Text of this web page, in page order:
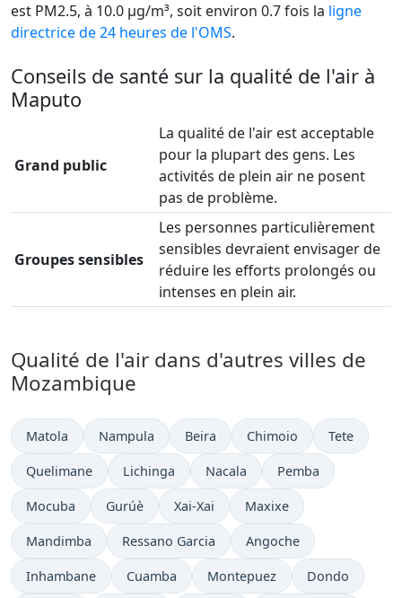
est PM2.5, à 10.0 µg/m³, soit environ 0.7 fois la ligne
directrice de 24 heures de l'OMS.
Conseils de santé sur la qualité de l'air à
Maputo
Grand public
La qualité de l'air est acceptable
pour la plupart des gens. Les
activités de plein air ne posent
pas de problème.
Groupes sensibles
Les personnes particulièrement
sensibles devraient envisager de
réduire les efforts prolongés ou
intenses en plein air.
Qualité de l'air dans d'autres villes de
Mozambique
Matola Nampula Beira Chimoio Tete
Quelimane Lichinga Nacala Pemba
Mocuba Gurúè Xai-Xai Maxixe
Mandimba Ressano Garcia Angoche
Inhambane Cuamba Montepuez Dondo